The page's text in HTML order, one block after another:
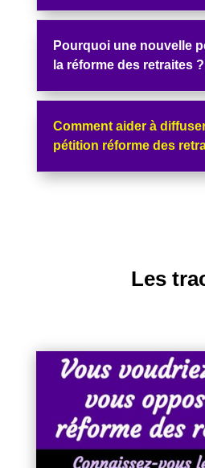
Pourquoi une nouvelle
la réforme des retraites ?
Comment aider à
pétition réforme des
Les